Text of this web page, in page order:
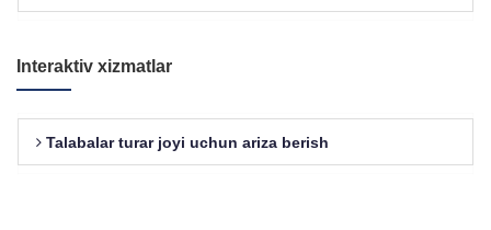
Interaktiv xizmatlar
Talabalar turar joyi uchun ariza berish